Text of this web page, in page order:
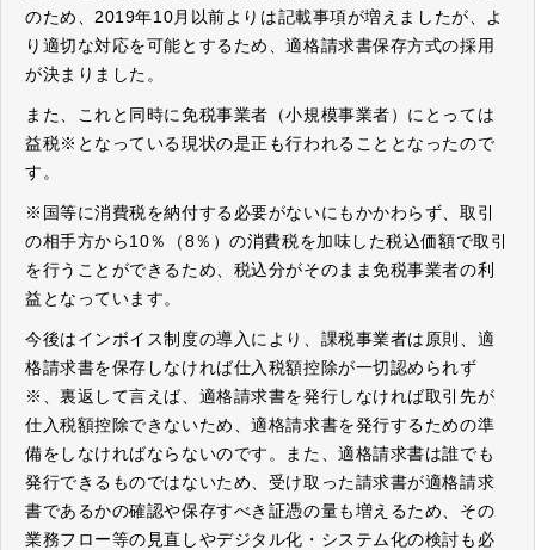
のため、2019年10月以前よりは記載事項が増えましたが、よ
り適切な対応を可能とするため、適格請求書保存方式の採用
が決まりました。
また、これと同時に免税事業者（小規模事業者）にとっては
益税※となっている現状の是正も行われることとなったので
す。
※国等に消費税を納付する必要がないにもかかわらず、取引
の相手方から10％（8％）の消費税を加味した税込価額で取引
を行うことができるため、税込分がそのまま免税事業者の利
益となっています。
今後はインボイス制度の導入により、課税事業者は原則、適
格請求書を保存しなければ仕入税額控除が一切認められず
※、裏返して言えば、適格請求書を発行しなければ取引先が
仕入税額控除できないため、適格請求書を発行するための準
備をしなければならないのです。また、適格請求書は誰でも
発行できるものではないため、受け取った請求書が適格請求
書であるかの確認や保存すべき証憑の量も増えるため、その
業務フロー等の見直しやデジタル化・システム化の検討も必